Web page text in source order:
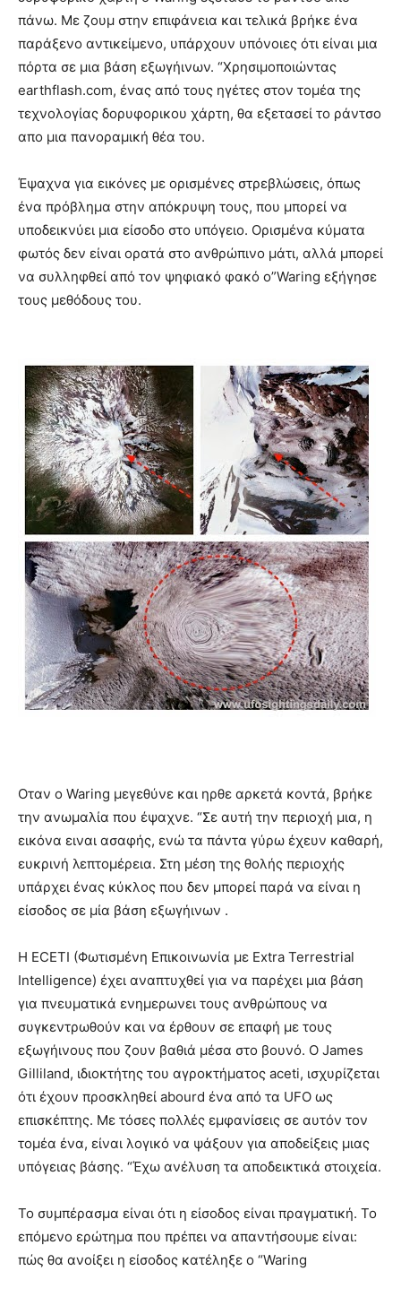
πάνω. Με ζουμ στην επιφάνεια και τελικά βρήκε ένα
παράξενο αντικείμενο, υπάρχουν υπόνοιες ότι είναι μια
πόρτα σε μια βάση εξωγήινων. “Χρησιμοποιώντας
earthflash.com, ένας από τους ηγέτες στον τομέα της
τεχνολογίας δορυφορικου χάρτη, θα εξετασεί το ράντσο
απο μια πανοραμική θέα του.
Έψαχνα για εικόνες με ορισμένες στρεβλώσεις, όπως
ένα πρόβλημα στην απόκρυψη τους, που μπορεί να
υποδεικνύει μια είσοδο στο υπόγειο. Ορισμένα κύματα
φωτός δεν είναι ορατά στο ανθρώπινο μάτι, αλλά μπορεί
να συλληφθεί από τον ψηφιακό φακό ο”Waring εξήγησε
τους μεθόδους του.
Οταν ο Waring μεγεθύνε και ηρθε αρκετά κοντά, βρήκε
την ανωμαλία που έψαχνε. “Σε αυτή την περιοχή μια, η
εικόνα ειναι ασαφής, ενώ τα πάντα γύρω έχευν καθαρή,
ευκρινή λεπτομέρεια. Στη μέση της θολής περιοχής
υπάρχει ένας κύκλος που δεν μπορεί παρά να είναι η
είσοδος σε μία βάση εξωγήινων .
Η ECETI (Φωτισμένη Επικοινωνία με Extra Terrestrial
Intelligence) έχει αναπτυχθεί για να παρέχει μια βάση
για πνευματικά ενημερωνει τους ανθρώπους να
συγκεντρωθούν και να έρθουν σε επαφή με τους
εξωγήινους που ζουν βαθιά μέσα στο βουνό. Ο James
Gilliland, ιδιοκτήτης του αγροκτήματος aceti, ισχυρίζεται
ότι έχουν προσκληθεί abourd ένα από τα UFO ως
επισκέπτης. Με τόσες πολλές εμφανίσεις σε αυτόν τον
τομέα ένα, είναι λογικό να ψάξουν για αποδείξεις μιας
υπόγειας βάσης. “Έχω ανέλυση τα αποδεικτικά στοιχεία.
Το συμπέρασμα είναι ότι η είσοδος είναι πραγματική. Το
επόμενο ερώτημα που πρέπει να απαντήσουμε είναι:
πώς θα ανοίξει η είσοδος κατέληξε ο “Waring